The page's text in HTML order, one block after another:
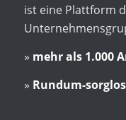
ist eine Plattform
» mehr als 1.000
» Rundum-